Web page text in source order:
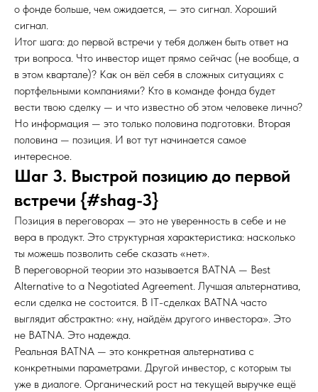
о фонде больше, чем ожидается, — это сигнал. Хороший
сигнал.
Итог шага: до первой встречи у тебя должен быть ответ на
три вопроса. Что инвестор ищет прямо сейчас (не вообще, а
в этом квартале)? Как он вёл себя в сложных ситуациях с
портфельными компаниями? Кто в команде фонда будет
вести твою сделку — и что известно об этом человеке лично?
Но информация — это только половина подготовки. Вторая
половина — позиция. И вот тут начинается самое
интересное.
Шаг 3. Выстрой позицию до первой
встречи {#shag-3}
Позиция в переговорах — это не уверенность в себе и не
вера в продукт. Это структурная характеристика: насколько
ты можешь позволить себе сказать «нет».
В переговорной теории это называется BATNA — Best
Alternative to a Negotiated Agreement. Лучшая альтернатива,
если сделка не состоится. В IT-сделках BATNA часто
выглядит абстрактно: «ну, найдём другого инвестора». Это
не BATNA. Это надежда.
Реальная BATNA — это конкретная альтернатива с
конкретными параметрами. Другой инвестор, с которым ты
уже в диалоге. Органический рост на текущей выручке ещё